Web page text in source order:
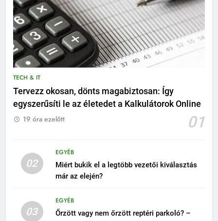
TECH & IT
Tervezz okosan, dönts magabiztosan: Így
egyszerűsíti le az életedet a Kalkulátorok Online
01
19 óra ezelőtt
02
EGYÉB
Miért bukik el a legtöbb vezetői kiválasztás
már az elején?
03
EGYÉB
Őrzött vagy nem őrzött reptéri parkoló? –